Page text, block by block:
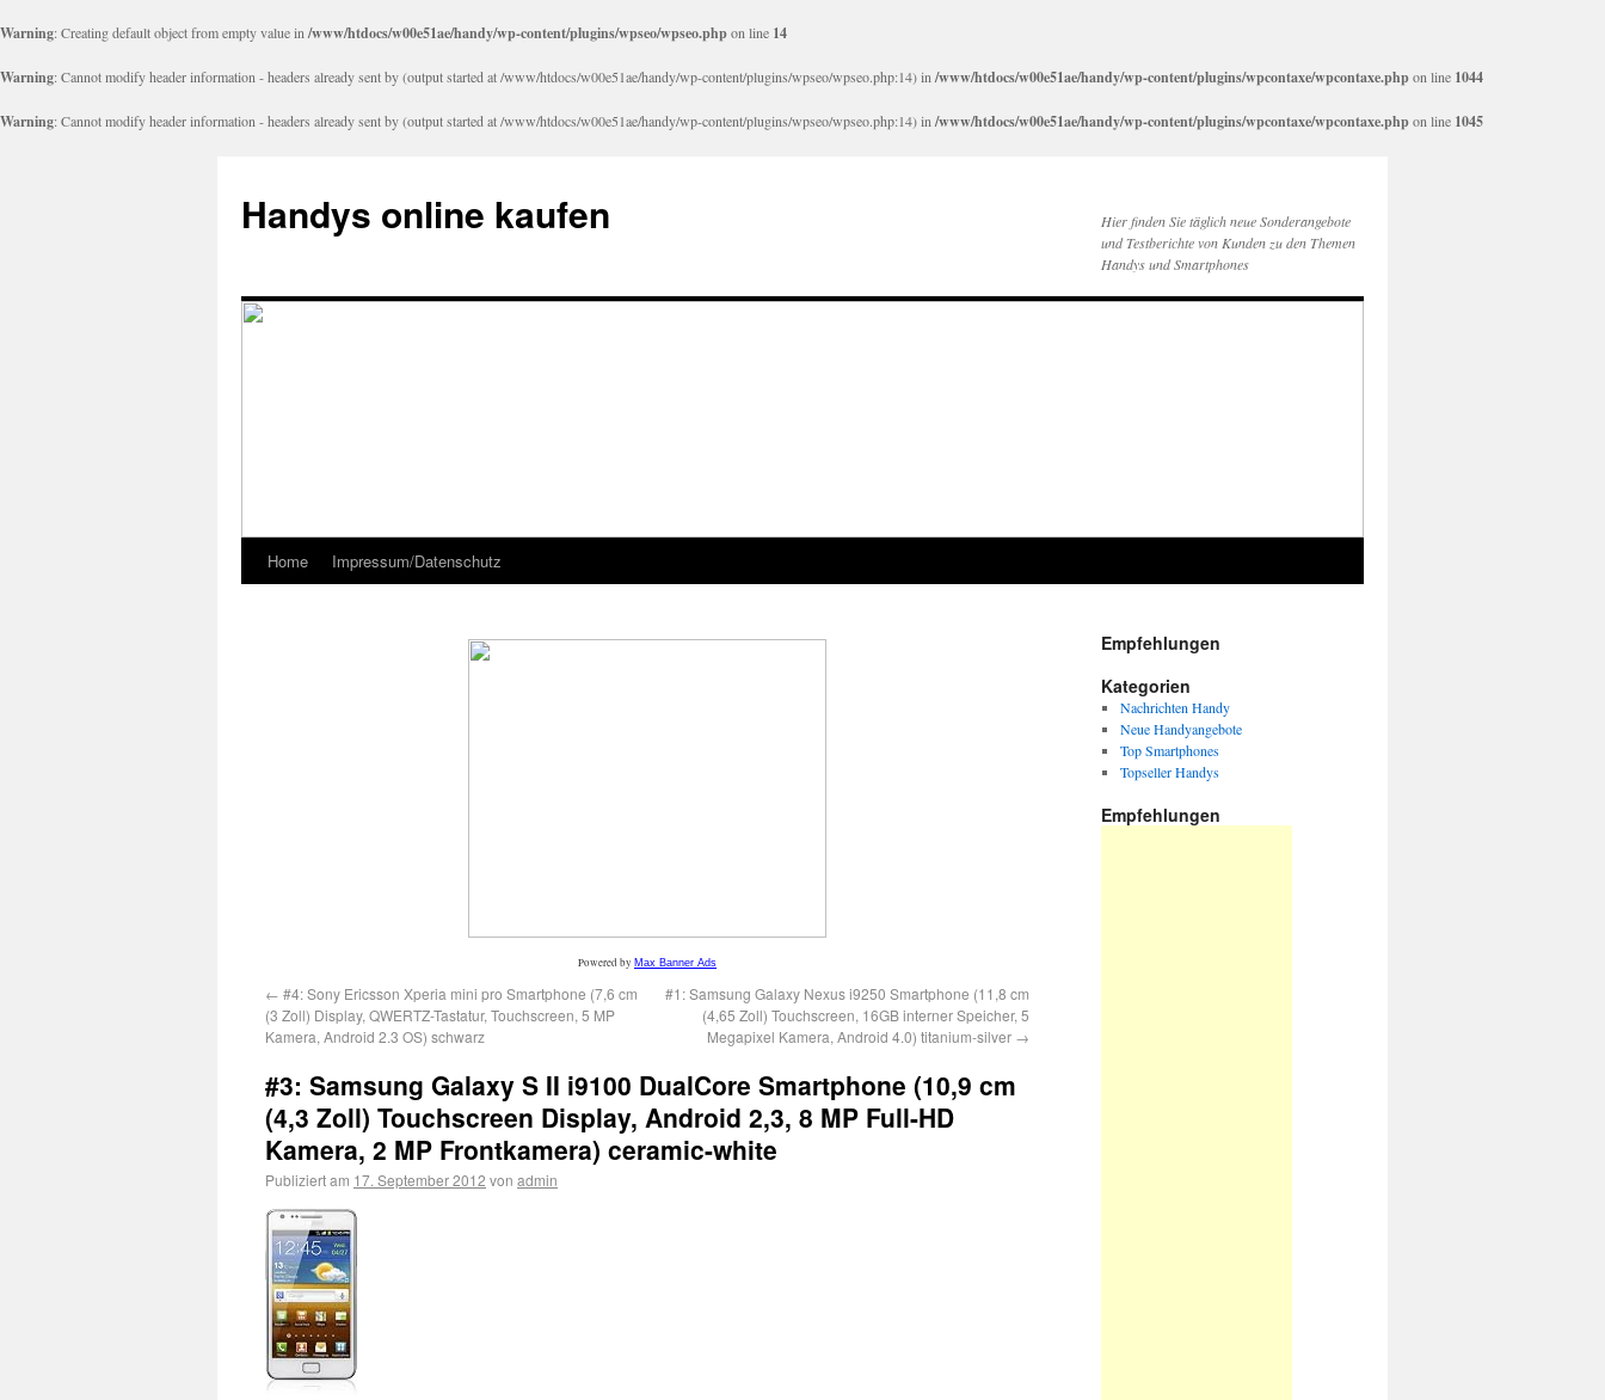
Warning: Creating default object from empty value in /www/htdocs/w00e51ae/handy/wp-content/plugins/wpseo/wpseo.phpon line 14
Warning: Cannot modify header information - headers already sent by (output started at /www/htdocs/w00e51ae/handy/wp-content/plugins/wpseo/wpseo.php:14) in /www/htdocs/w00e51ae/handy/wp-content/plugins/wpcontaxe/wpcontaxe.phpon line 1044
Warning: Cannot modify header information - headers already sent by (output started at /www/htdocs/w00e51ae/handy/wp-content/plugins/wpseo/wpseo.php:14) in /www/htdocs/w00e51ae/handy/wp-content/plugins/wpcontaxe/wpcontaxe.phpon line 1045
Handys online kaufen
Hier finden Sie täglich neue Sonderangebote
und Testberichte von Kunden zu den Themen
Handys und Smartphones
Home Impressum/Datenschutz
Powered by Max Banner Ads
← #4: Sony Ericsson Xperia mini pro Smartphone (7,6 cm
(3 Zoll) Display, QWERTZ-Tastatur, Touchscreen, 5 MP
Kamera, Android 2.3 OS) schwarz
#1: Samsung Galaxy Nexus i9250 Smartphone (11,8 cm
(4,65 Zoll) Touchscreen, 16GB interner Speicher, 5
Megapixel Kamera, Android 4.0) titanium-silver →
#3: Samsung Galaxy S II i9100 DualCore Smartphone (10,9 cm
(4,3 Zoll) Touchscreen Display, Android 2,3, 8 MP Full-HD
Kamera, 2 MP Frontkamera) ceramic-white
Publiziert am 17. September 2012 von admin
Empfehlungen
Kategorien
Nachrichten Handy
Neue Handyangebote
Top Smartphones
Topseller Handys
Empfehlungen